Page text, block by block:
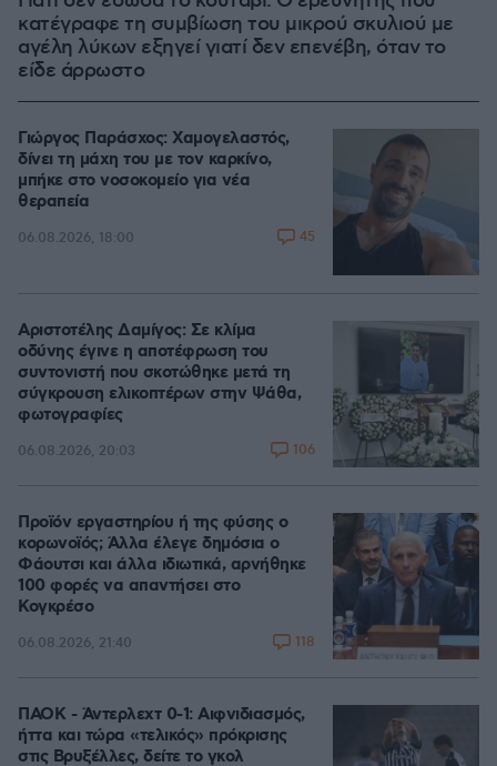
κατέγραφε τη συμβίωση του μικρού σκυλιού με
αγέλη λύκων εξηγεί γιατί δεν επενέβη, όταν το
είδε άρρωστο
Γιώργος Παράσχος: Χαμογελαστός,
δίνει τη μάχη του με τον καρκίνο,
μπήκε στο νοσοκομείο για νέα
θεραπεία
06.08.2026, 18:00 45
Αριστοτέλης Δαμίγος: Σε κλίμα
οδύνης έγινε η αποτέφρωση του
συντονιστή που σκοτώθηκε μετά τη
σύγκρουση ελικοπτέρων στην Ψάθα,
φωτογραφίες
06.08.2026, 20:03 106
Προϊόν εργαστηρίου ή της φύσης ο
κορωνοϊός; Άλλα έλεγε δημόσια ο
Φάουτσι και άλλα ιδιωτικά, αρνήθηκε
100 φορές να απαντήσει στο
Κογκρέσο
06.08.2026, 21:40 118
ΠΑΟΚ - Άντερλεχτ 0-1: Αιφνιδιασμός,
ήττα και τώρα «τελικός» πρόκρισης
στις Βρυξέλλες, δείτε το γκολ